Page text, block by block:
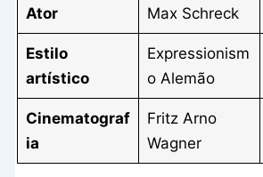
Ator Max Schreck
Estilo
artístico
Expressionism
o Alemão
Cinematograf
ia
Fritz Arno
Wagner